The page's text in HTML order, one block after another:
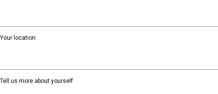
Your location
Tell us more about yourself